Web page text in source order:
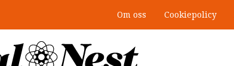
Om oss Cookiepolicy